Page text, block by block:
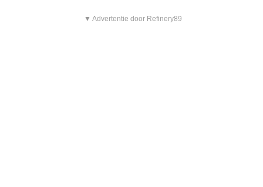
▼ Advertentie door Refinery89